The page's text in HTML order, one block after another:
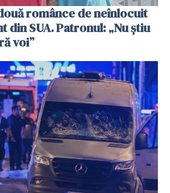
românce de neînlocuit
SUA. Patronul: „Nu știu
voi”